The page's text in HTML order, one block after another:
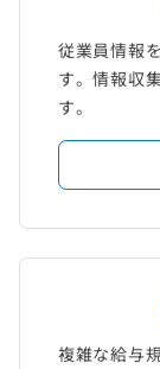
従業員情報
す。情報収
す。
複雑な給与